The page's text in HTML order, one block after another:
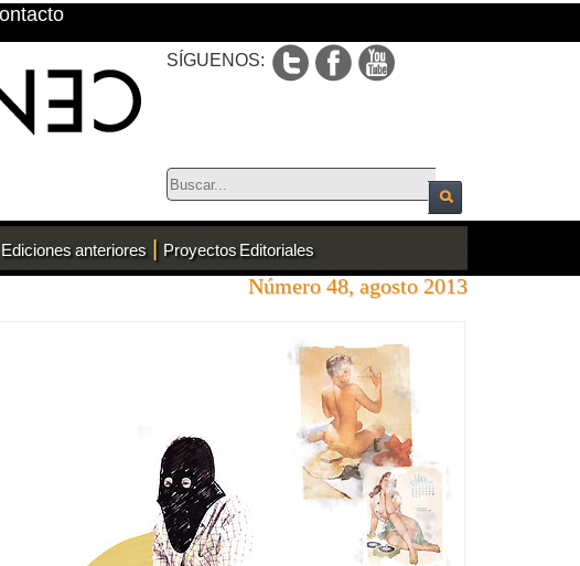
SÍGUENOS:
Ediciones anteriores | Proyectos Editoriales
Número 48, agosto 2013